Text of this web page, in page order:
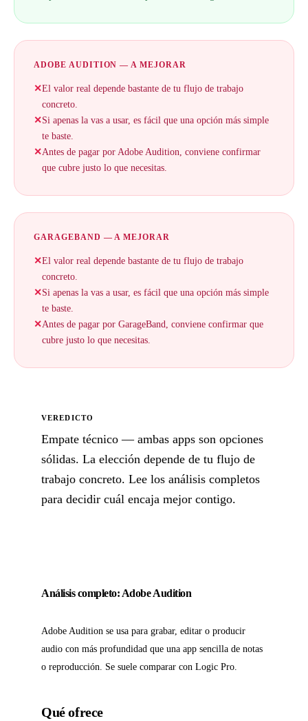
ADOBE AUDITION — A MEJORAR
✕El valor real depende bastante de tu flujo de trabajo
concreto.
✕Si apenas la vas a usar, es fácil que una opción más simple
te baste.
✕Antes de pagar por Adobe Audition, conviene confirmar
que cubre justo lo que necesitas.
GARAGEBAND — A MEJORAR
✕El valor real depende bastante de tu flujo de trabajo
concreto.
✕Si apenas la vas a usar, es fácil que una opción más simple
te baste.
✕Antes de pagar por GarageBand, conviene confirmar que
cubre justo lo que necesitas.
VEREDICTO
Empate técnico — ambas apps son opciones
sólidas. La elección depende de tu flujo de
trabajo concreto. Lee los análisis completos
para decidir cuál encaja mejor contigo.
Análisis completo: Adobe Audition
Adobe Audition se usa para grabar, editar o producir
audio con más profundidad que una app sencilla de notas
o reproducción. Se suele comparar con Logic Pro.
Qué ofrece